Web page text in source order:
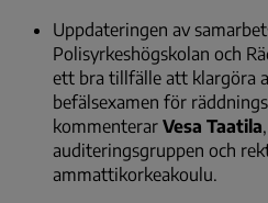
Uppdateringen av
Polisyrkeshögskolan och
ett bra tillfälle att klargöra
befälsexamen för
kommenterar Vesa Taatila
auditeringsgruppen och
ammattikorkeakoulu.